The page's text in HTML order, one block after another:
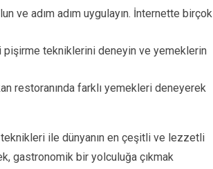
ve adım adım uygulayın. İnternette birçok
pişirme tekniklerini deneyin ve yemeklerin
restoranında farklı yemekleri deneyerek
ile dünyanın en çeşitli ve lezzetli
gastronomik bir yolculuğa çıkmak